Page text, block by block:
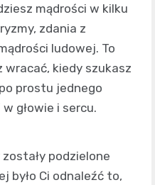
mądrości w kilku
zdania z
ludowej. To
wracać, kiedy szukasz
prostu jednego
głowie i sercu.
podzielone
było Ci odnaleźć to,